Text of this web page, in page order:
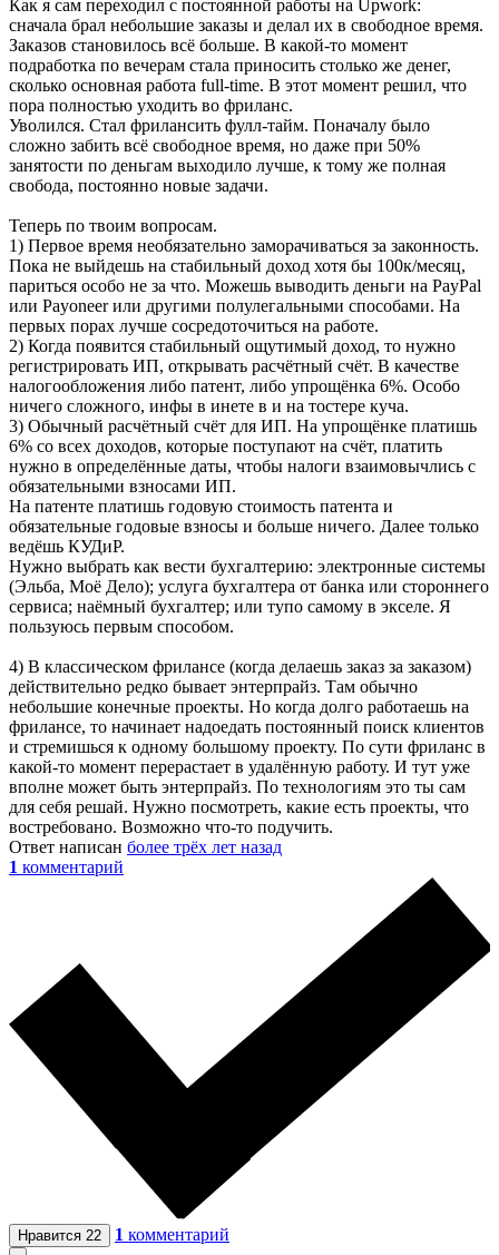
Как я сам переходил с постоянной работы на Upwork:
сначала брал небольшие заказы и делал их в свободное время.
Заказов становилось всё больше. В какой-то момент
подработка по вечерам стала приносить столько же денег,
сколько основная работа full-time. В этот момент решил, что
пора полностью уходить во фриланс.
Уволился. Стал фрилансить фулл-тайм. Поначалу было
сложно забить всё свободное время, но даже при 50%
занятости по деньгам выходило лучше, к тому же полная
свобода, постоянно новые задачи.
Теперь по твоим вопросам.
1) Первое время необязательно заморачиваться за законность.
Пока не выйдешь на стабильный доход хотя бы 100к/месяц,
париться особо не за что. Можешь выводить деньги на PayPal
или Payoneer или другими полулегальными способами. На
первых порах лучше сосредоточиться на работе.
2) Когда появится стабильный ощутимый доход, то нужно
регистрировать ИП, открывать расчётный счёт. В качестве
налогообложения либо патент, либо упрощёнка 6%. Особо
ничего сложного, инфы в инете в и на тостере куча.
3) Обычный расчётный счёт для ИП. На упрощёнке платишь
6% со всех доходов, которые поступают на счёт, платить
нужно в определённые даты, чтобы налоги взаимовычлись с
обязательными взносами ИП.
На патенте платишь годовую стоимость патента и
обязательные годовые взносы и больше ничего. Далее только
ведёшь КУДиР.
Нужно выбрать как вести бухгалтерию: электронные системы
(Эльба, Моё Дело); услуга бухгалтера от банка или стороннего
сервиса; наёмный бухгалтер; или тупо самому в экселе. Я
пользуюсь первым способом.
4) В классическом фрилансе (когда делаешь заказ за заказом)
действительно редко бывает энтерпрайз. Там обычно
небольшие конечные проекты. Но когда долго работаешь на
фрилансе, то начинает надоедать постоянный поиск клиентов
и стремишься к одному большому проекту. По сути фриланс в
какой-то момент перерастает в удалённую работу. И тут уже
вполне может быть энтерпрайз. По технологиям это ты сам
для себя решай. Нужно посмотреть, какие есть проекты, что
востребовано. Возможно что-то подучить.
Ответ написан более трёх лет назад
1 комментарий
Нравится 22 1 комментарий